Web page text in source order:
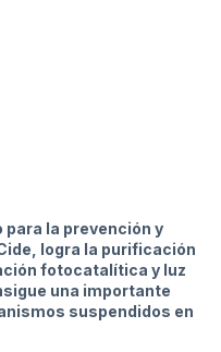
la prevención y
logra la purificación
fotocatalítica y luz
una importante
suspendidos en